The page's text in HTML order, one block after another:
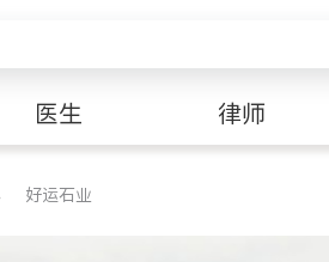
医生 律师
好运石业